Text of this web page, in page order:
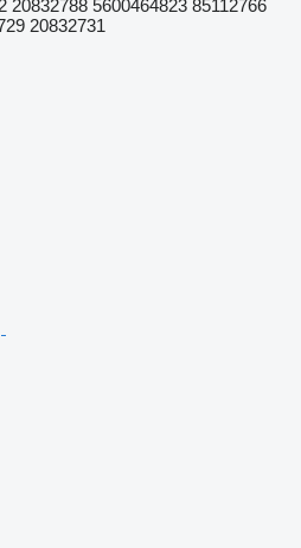
20832788 5600464823 85112766
20832731